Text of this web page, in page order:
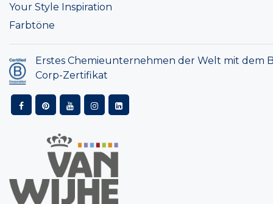
Your Style Inspiration
Farbtöne
Erstes Chemieunternehmen der Welt mit dem
Corp-Zertifikat